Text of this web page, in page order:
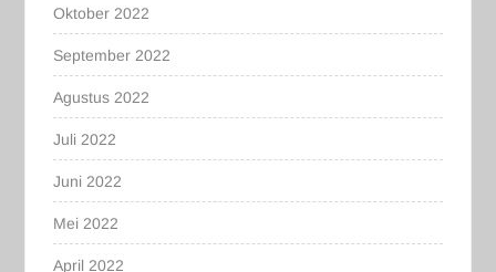
Oktober 2022
September 2022
Agustus 2022
Juli 2022
Juni 2022
Mei 2022
April 2022